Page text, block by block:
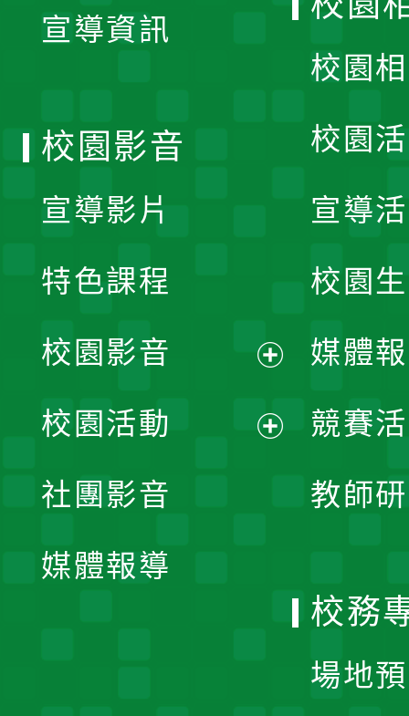
宣導資訊
校園
校園
宣導
校園
媒體
競賽
教師
校園影音
宣導影片
特色課程
校園影音
開
校園活動
社團影音
媒體報導
校務
場地